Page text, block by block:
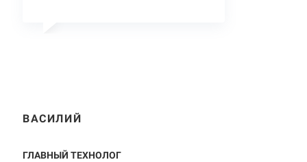
ВАСИЛИЙ
ГЛАВНЫЙ ТЕХНОЛОГ